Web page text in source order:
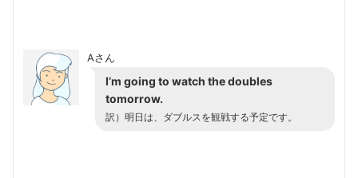
Aさん
I’m going to watch the doubles
tomorrow.
訳）明日は、ダブルスを観戦する予定です。